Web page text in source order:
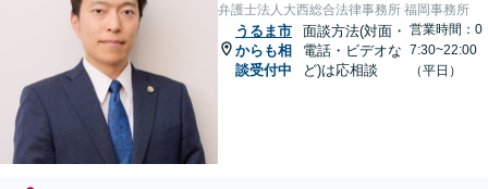
弁護士法人大西総合法律事務所 福岡事務所
うるま市
からも相
談受付中
面談方法(対面・
電話・ビデオな
ど)は応相談
営業時間：0
7:30~22:00
（平日）